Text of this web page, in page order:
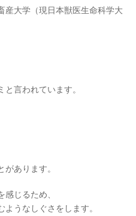
大学（現日本獣医生命科学大
言われています。
あります。
じるため、
うなしぐさをします。